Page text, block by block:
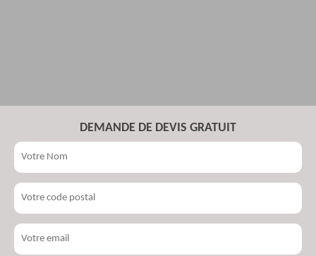
DEMANDE DE DEVIS GRATUIT